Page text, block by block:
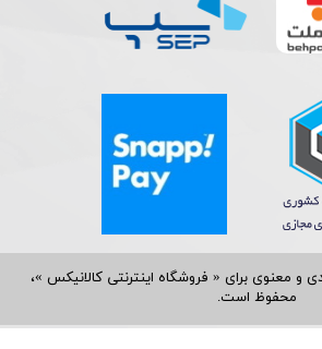
حقوق مادی و معنوی برای « فروشگاه اینترنتی کالانیکس »،
محفوظ است.​​​​​​​